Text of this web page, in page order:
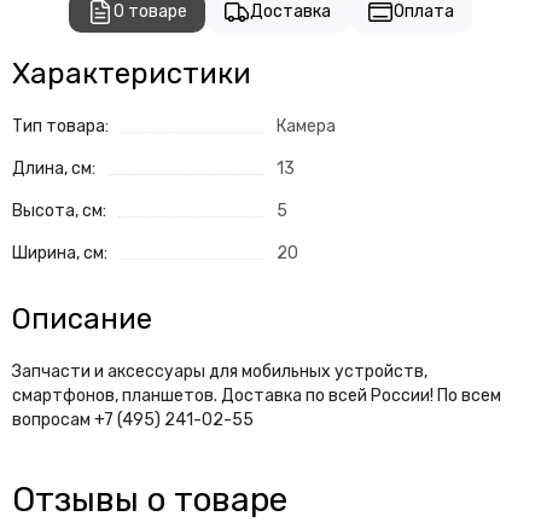
О товаре Доставка Оплата
Характеристики
Тип товара: Камера
Длина, см: 13
Высота, см: 5
Ширина, см: 20
Описание
Запчасти и аксессуары для мобильных устройств,
смартфонов, планшетов. Доставка по всей России! По всем
вопросам +7 (495) 241-02-55
Отзывы о товаре